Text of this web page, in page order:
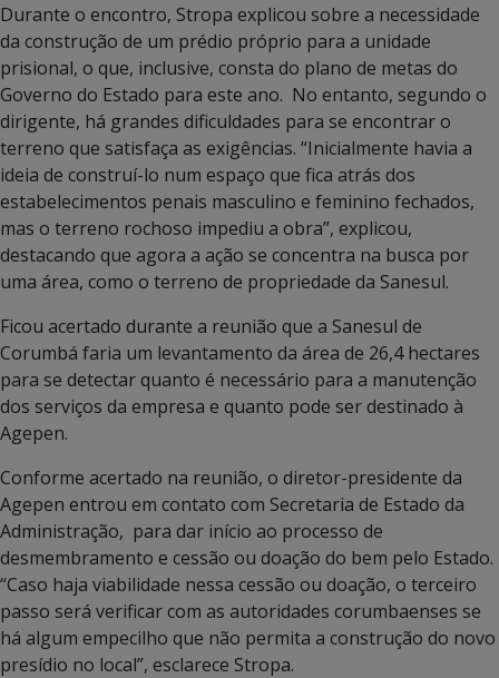
Durante o encontro, Stropa explicou sobre a necessidade
da construção de um prédio próprio para a unidade
prisional, o que, inclusive, consta do plano de metas do
Governo do Estado para este ano. No entanto, segundo o
dirigente, há grandes dificuldades para se encontrar o
terreno que satisfaça as exigências. “Inicialmente havia a
ideia de construí-lo num espaço que fica atrás dos
estabelecimentos penais masculino e feminino fechados,
mas o terreno rochoso impediu a obra”, explicou,
destacando que agora a ação se concentra na busca por
uma área, como o terreno de propriedade da Sanesul.
Ficou acertado durante a reunião que a Sanesul de
Corumbá faria um levantamento da área de 26,4 hectares
para se detectar quanto é necessário para a manutenção
dos serviços da empresa e quanto pode ser destinado à
Agepen.
Conforme acertado na reunião, o diretor-presidente da
Agepen entrou em contato com Secretaria de Estado da
Administração, para dar início ao processo de
desmembramento e cessão ou doação do bem pelo Estado.
“Caso haja viabilidade nessa cessão ou doação, o terceiro
passo será verificar com as autoridades corumbaenses se
há algum empecilho que não permita a construção do novo
presídio no local”, esclarece Stropa.